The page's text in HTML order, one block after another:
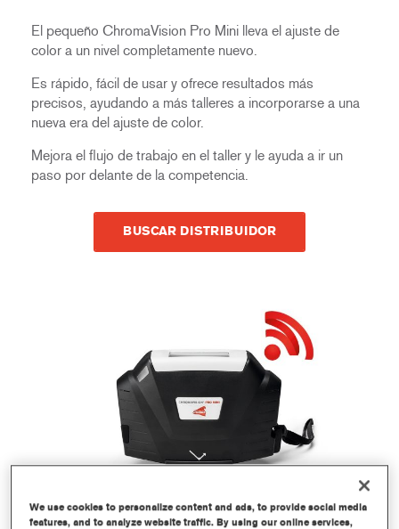
El pequeño ChromaVision Pro Mini lleva el ajuste de
color a un nivel completamente nuevo.
Es rápido, fácil de usar y ofrece resultados más
precisos, ayudando a más talleres a incorporarse a una
nueva era del ajuste de color.
Mejora el flujo de trabajo en el taller y le ayuda a ir un
paso por delante de la competencia.
BUSCAR DISTRIBUIDOR
We use cookies to personalize content and ads, to provide social media
features, and to analyze website traffic. By using our online services,